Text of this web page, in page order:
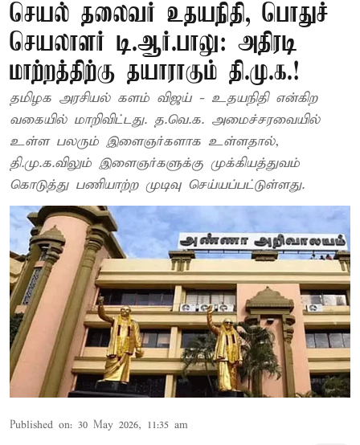
செயல் தலைவர் உதயநிதி, பொதுச்
செயலாளர் டி.ஆர்.பாலு: அதிரடி
மாற்றத்திற்கு தயாராகும் தி.மு.க.!
தமிழக அரசியல் களம் விஜய் - உதயநிதி என்கிற
வகையில் மாறிவிட்டது. த.வெ.க. அமைச்சரவையில்
உள்ள பலரும் இளைஞர்களாக உள்ளதால்,
தி.மு.க.விலும் இளைஞர்களுக்கு முக்கியத்துவம்
கொடுத்து பணியாற்ற முடிவு செய்யப்பட்டுள்ளது.
Published on: 30 May 2026, 11:35 am